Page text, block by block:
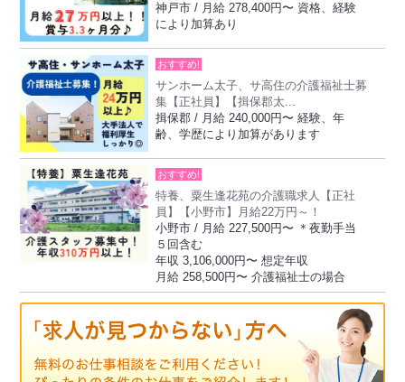
神戸市 / 月給 278,400円〜 資格、経験
により加算あり
おすすめ!
サンホーム太子、サ高住の介護福祉士募
集【正社員】【揖保郡太...
揖保郡 / 月給 240,000円〜 経験、年
齢、学歴により加算があります
おすすめ!
特養、粟生逢花苑の介護職求人【正社
員】【小野市】月給22万円～！
小野市 / 月給 227,500円〜 ＊夜勤手当
５回含む
年収 3,106,000円〜 想定年収
月給 258,500円〜 介護福祉士の場合